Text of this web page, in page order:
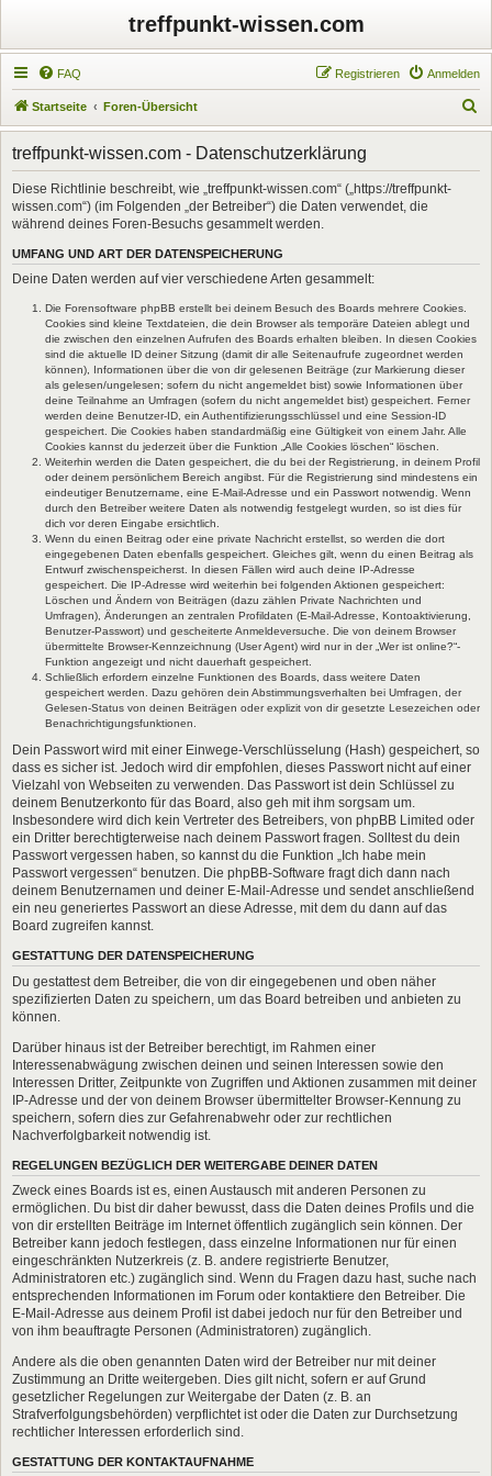
treffpunkt-wissen.com
FAQ Anmelden
Registrieren
Startseite Foren-Übersicht
u
treffpunkt-wissen.com - Datenschutzerklärung
Diese Richtlinie beschreibt, wie „treffpunkt-wissen.com“ („https://treffpunkt-
wissen.com“) (im Folgenden „der Betreiber“) die Daten verwendet, die
während deines Foren-Besuchs gesammelt werden.
UMFANG UND ART DER DATENSPEICHERUNG
Deine Daten werden auf vier verschiedene Arten gesammelt:
Die Forensoftware phpBB erstellt bei deinem Besuch des Boards mehrere Cookies.
Cookies sind kleine Textdateien, die dein Browser als temporäre Dateien ablegt und
die zwischen den einzelnen Aufrufen des Boards erhalten bleiben. In diesen Cookies
sind die aktuelle ID deiner Sitzung (damit dir alle Seitenaufrufe zugeordnet werden
können), Informationen über die von dir gelesenen Beiträge (zur Markierung dieser
als gelesen/ungelesen; sofern du nicht angemeldet bist) sowie Informationen über
deine Teilnahme an Umfragen (sofern du nicht angemeldet bist) gespeichert. Ferner
werden deine Benutzer-ID, ein Authentifizierungsschlüssel und eine Session-ID
gespeichert. Die Cookies haben standardmäßig eine Gültigkeit von einem Jahr. Alle
Cookies kannst du jederzeit über die Funktion „Alle Cookies löschen“ löschen.
Weiterhin werden die Daten gespeichert, die du bei der Registrierung, in deinem Profil
oder deinem persönlichem Bereich angibst. Für die Registrierung sind mindestens ein
eindeutiger Benutzername, eine E-Mail-Adresse und ein Passwort notwendig. Wenn
durch den Betreiber weitere Daten als notwendig festgelegt wurden, so ist dies für
dich vor deren Eingabe ersichtlich.
Wenn du einen Beitrag oder eine private Nachricht erstellst, so werden die dort
eingegebenen Daten ebenfalls gespeichert. Gleiches gilt, wenn du einen Beitrag als
Entwurf zwischenspeicherst. In diesen Fällen wird auch deine IP-Adresse
gespeichert. Die IP-Adresse wird weiterhin bei folgenden Aktionen gespeichert:
Löschen und Ändern von Beiträgen (dazu zählen Private Nachrichten und
Umfragen), Änderungen an zentralen Profildaten (E-Mail-Adresse, Kontoaktivierung,
Benutzer-Passwort) und gescheiterte Anmeldeversuche. Die von deinem Browser
übermittelte Browser-Kennzeichnung (User Agent) wird nur in der „Wer ist online?“-
Funktion angezeigt und nicht dauerhaft gespeichert.
Schließlich erfordern einzelne Funktionen des Boards, dass weitere Daten
gespeichert werden. Dazu gehören dein Abstimmungsverhalten bei Umfragen, der
Gelesen-Status von deinen Beiträgen oder explizit von dir gesetzte Lesezeichen oder
Benachrichtigungsfunktionen.
Dein Passwort wird mit einer Einwege-Verschlüsselung (Hash) gespeichert, so
dass es sicher ist. Jedoch wird dir empfohlen, dieses Passwort nicht auf einer
Vielzahl von Webseiten zu verwenden. Das Passwort ist dein Schlüssel zu
deinem Benutzerkonto für das Board, also geh mit ihm sorgsam um.
Insbesondere wird dich kein Vertreter des Betreibers, von phpBB Limited oder
ein Dritter berechtigterweise nach deinem Passwort fragen. Solltest du dein
Passwort vergessen haben, so kannst du die Funktion „Ich habe mein
Passwort vergessen“ benutzen. Die phpBB-Software fragt dich dann nach
deinem Benutzernamen und deiner E-Mail-Adresse und sendet anschließend
ein neu generiertes Passwort an diese Adresse, mit dem du dann auf das
Board zugreifen kannst.
GESTATTUNG DER DATENSPEICHERUNG
Du gestattest dem Betreiber, die von dir eingegebenen und oben näher
spezifizierten Daten zu speichern, um das Board betreiben und anbieten zu
können.
Darüber hinaus ist der Betreiber berechtigt, im Rahmen einer
Interessenabwägung zwischen deinen und seinen Interessen sowie den
Interessen Dritter, Zeitpunkte von Zugriffen und Aktionen zusammen mit deiner
IP-Adresse und der von deinem Browser übermittelter Browser-Kennung zu
speichern, sofern dies zur Gefahrenabwehr oder zur rechtlichen
Nachverfolgbarkeit notwendig ist.
REGELUNGEN BEZÜGLICH DER WEITERGABE DEINER DATEN
Zweck eines Boards ist es, einen Austausch mit anderen Personen zu
ermöglichen. Du bist dir daher bewusst, dass die Daten deines Profils und die
von dir erstellten Beiträge im Internet öffentlich zugänglich sein können. Der
Betreiber kann jedoch festlegen, dass einzelne Informationen nur für einen
eingeschränkten Nutzerkreis (z. B. andere registrierte Benutzer,
Administratoren etc.) zugänglich sind. Wenn du Fragen dazu hast, suche nach
entsprechenden Informationen im Forum oder kontaktiere den Betreiber. Die
E-Mail-Adresse aus deinem Profil ist dabei jedoch nur für den Betreiber und
von ihm beauftragte Personen (Administratoren) zugänglich.
Andere als die oben genannten Daten wird der Betreiber nur mit deiner
Zustimmung an Dritte weitergeben. Dies gilt nicht, sofern er auf Grund
gesetzlicher Regelungen zur Weitergabe der Daten (z. B. an
Strafverfolgungsbehörden) verpflichtet ist oder die Daten zur Durchsetzung
rechtlicher Interessen erforderlich sind.
GESTATTUNG DER KONTAKTAUFNAHME